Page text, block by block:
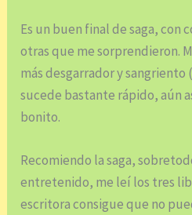
Es un buen final de saga, con
otras que me sorprendieron.
más desgarrador y
sucede bastante rápido, aún
bonito.
Recomiendo la saga,
entretenido, me leí los tres
escritora consigue que no